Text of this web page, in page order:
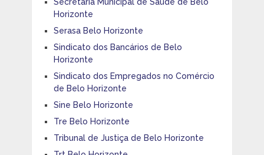
Secretaria Municipal de Saúde de Belo
Horizonte
Serasa Belo Horizonte
Sindicato dos Bancários de Belo
Horizonte
Sindicato dos Empregados no Comércio
de Belo Horizonte
Sine Belo Horizonte
Tre Belo Horizonte
Tribunal de Justiça de Belo Horizonte